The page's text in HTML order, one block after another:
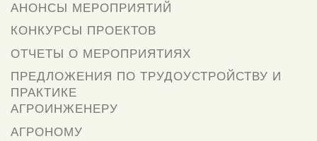
АНОНСЫ МЕРОПРИЯТИЙ
КОНКУРСЫ ПРОЕКТОВ
ОТЧЕТЫ О МЕРОПРИЯТИЯХ
ПРЕДЛОЖЕНИЯ ПО ТРУДОУСТРОЙСТВУ И
ПРАКТИКЕ
АГРОИНЖЕНЕРУ
АГРОНОМУ